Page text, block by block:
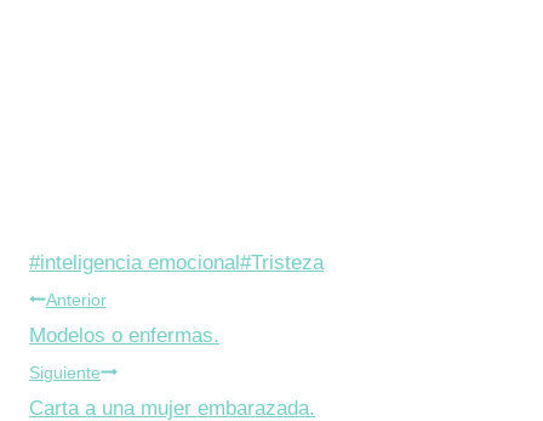
Etiquetas
de
la
entrada:
#inteligencia emocional#Tristeza
Navegación
de
entradas
Anterior
Modelos o enfermas.
Siguiente
Carta a una mujer embarazada.